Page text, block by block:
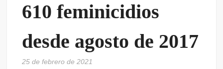
610 feminicidios
desde agosto de 2017
25 de febrero de 2021